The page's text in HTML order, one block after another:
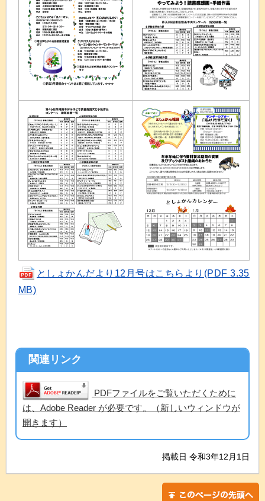
としょかんだより12月号はこちらより(PDF 3.35
MB)
関連リンク
PDFファイルをご覧いただくために
は、Adobe Reader が必要です。（新しいウィンドウが
開きます）
掲載日 令和3年12月1日